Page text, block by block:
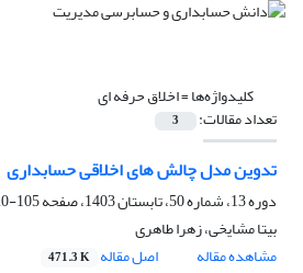
کلیدواژه‌ها =اخلاق حرفه ای
تعداد مقالات: 3
تدوین مدل چالش های اخلاقی حسابداری
دوره 13، شماره 50، تابستان 1403، صفحه
105-120
بیتا مشایخی، زهرا طاهری
مشاهده مقاله
اصل مقاله 471.3 K